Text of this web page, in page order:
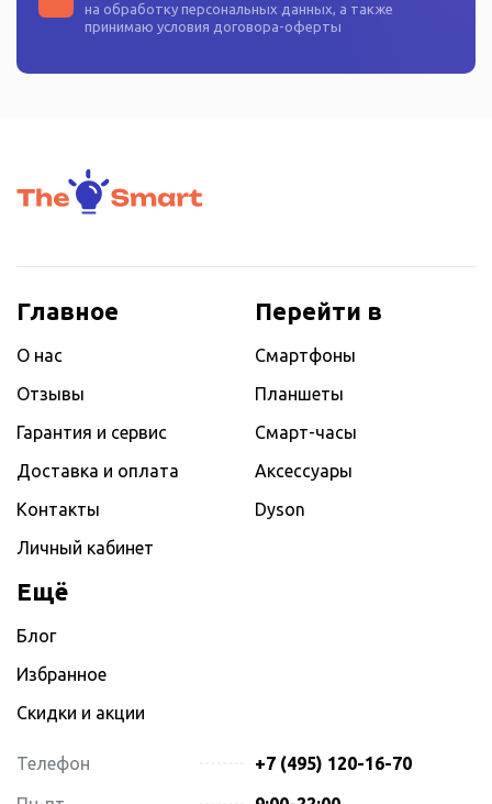
на обработку персональных данных, а также
принимаю условия договора-оферты
Главное
О нас
Отзывы
Гарантия и сервис
Доставка и оплата
Контакты
Личный кабинет
Перейти в
Смартфоны
Планшеты
Смарт-часы
Аксессуары
Dyson
Ещё
Блог
Избранное
Скидки и акции
Телефон +7 (495) 120-16-70